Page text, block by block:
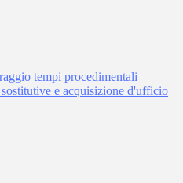
tempi procedimentali
e acquisizione d'ufficio